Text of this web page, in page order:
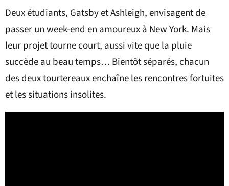
Deux étudiants, Gatsby et Ashleigh, envisagent de
passer un week-end en amoureux à New York. Mais
leur projet tourne court, aussi vite que la pluie
succède au beau temps… Bientôt séparés, chacun
des deux tourtereaux enchaîne les rencontres fortuites
et les situations insolites.